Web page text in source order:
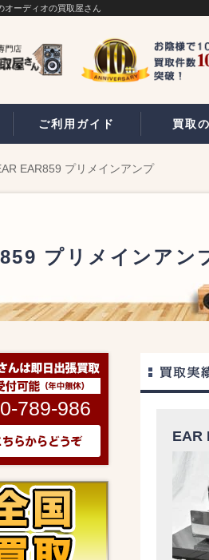
オーディオの買取屋さん
ご利用ガイド 買取
EAR859 プリメインアンプ
プリメインアン
EAR
789-986